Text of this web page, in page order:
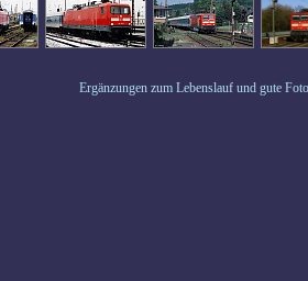
Ergänzungen zum Lebenslauf und gute